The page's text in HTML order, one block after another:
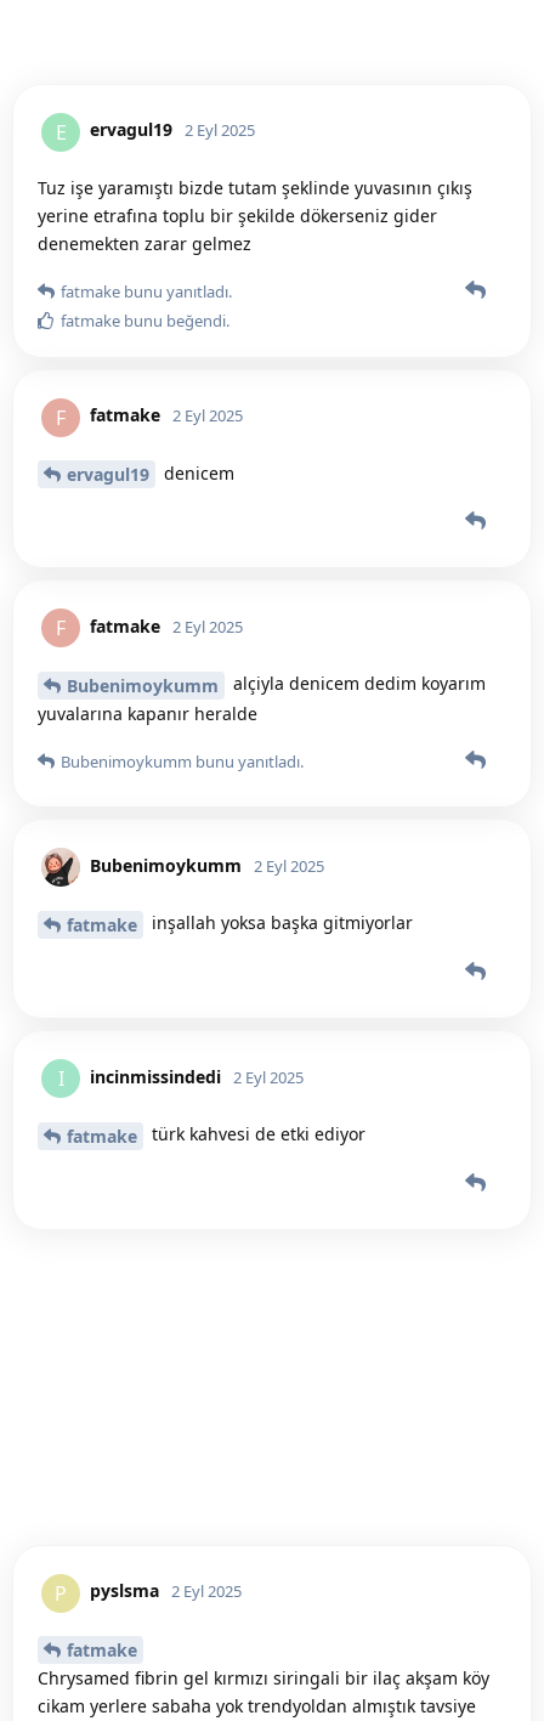
E ervagul19 2 Eyl 2025
Tuz işe yaramıştı bizde tutam şeklinde yuvasının çıkış
yerine etrafına toplu bir şekilde dökerseniz gider
denemekten zarar gelmez
fatmake bunu yanıtladı.
fatmake bunu beğendi.
F fatmake 2 Eyl 2025
ervagul19 denicem
F fatmake 2 Eyl 2025
Bubenimoykumm
alçiyla denicem dedim koyarım
yuvalarına kapanır heralde
Bubenimoykumm bunu yanıtladı.
Bubenimoykumm 2 Eyl 2025
fatmake inşallah yoksa başka gitmiyorlar
I incinmissindedi 2 Eyl 2025
fatmake türk kahvesi de etki ediyor
P pyslsma 2 Eyl 2025
fatmake
Chrysamed fibrin gel kırmızı siringali bir ilaç akşam köy
cikam yerlere sabaha yok trendyoldan almıştık tavsiye